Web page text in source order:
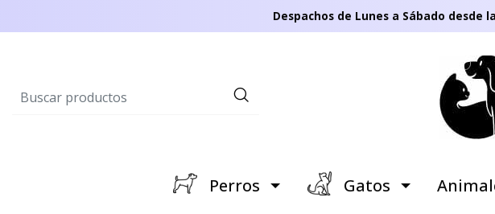
Despachos de Lunes a Sábado desde
Perros Gatos